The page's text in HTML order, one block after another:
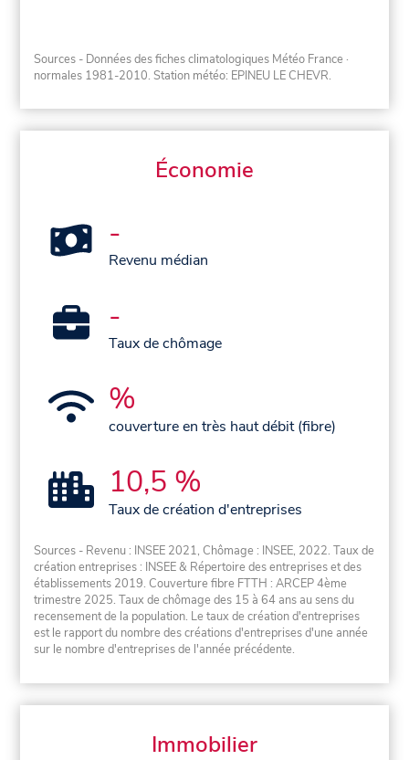
Sources - Données des fiches climatologiques Météo France ·
normales 1981-2010. Station météo: EPINEU LE CHEVR.
Économie
-
Revenu médian
-
Taux de chômage
%
couverture en très haut débit (fibre)
10,5 %
Taux de création d'entreprises
Sources - Revenu : INSEE 2021, Chômage : INSEE, 2022. Taux de
création entreprises : INSEE & Répertoire des entreprises et des
établissements 2019. Couverture fibre FTTH : ARCEP 4ème
trimestre 2025. Taux de chômage des 15 à 64 ans au sens du
recensement de la population. Le taux de création d'entreprises
est le rapport du nombre des créations d'entreprises d'une année
sur le nombre d'entreprises de l'année précédente.
Immobilier